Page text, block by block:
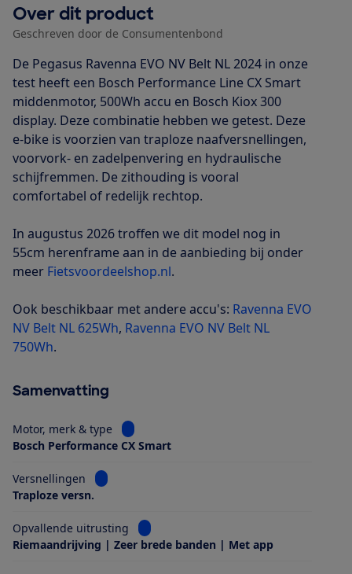
Over dit product
Geschreven door de Consumentenbond
De Pegasus Ravenna EVO NV Belt NL 2024 in onze
test heeft een Bosch Performance Line CX Smart
middenmotor, 500Wh accu en Bosch Kiox 300
display. Deze combinatie hebben we getest. Deze
e-bike is voorzien van traploze naafversnellingen,
voorvork- en zadelpenvering en hydraulische
schijfremmen. De zithouding is vooral
comfortabel of redelijk rechtop.
In augustus 2026 troffen we dit model nog in
55cm herenframe aan in de aanbieding bij onder
meer Fietsvoordeelshop.nl.
Ook beschikbaar met andere accu's: Ravenna EVO
NV Belt NL 625Wh, Ravenna EVO NV Belt NL
750Wh.
Samenvatting
Motor, merk & type
Bekijk informatie voor Motor, merk & type
Bosch Performance CX Smart
Versnellingen
Bekijk informatie voor Versnellingen
Traploze versn.
Opvallende uitrusting
Bekijk informatie voor Opvallende
Riemaandrijving | Zeer brede banden | Met app